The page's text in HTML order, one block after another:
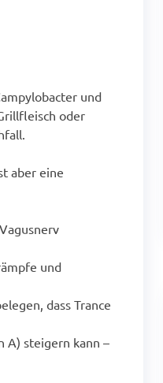
und
oder
aber eine
und
dass Trance
A) steigern kann –